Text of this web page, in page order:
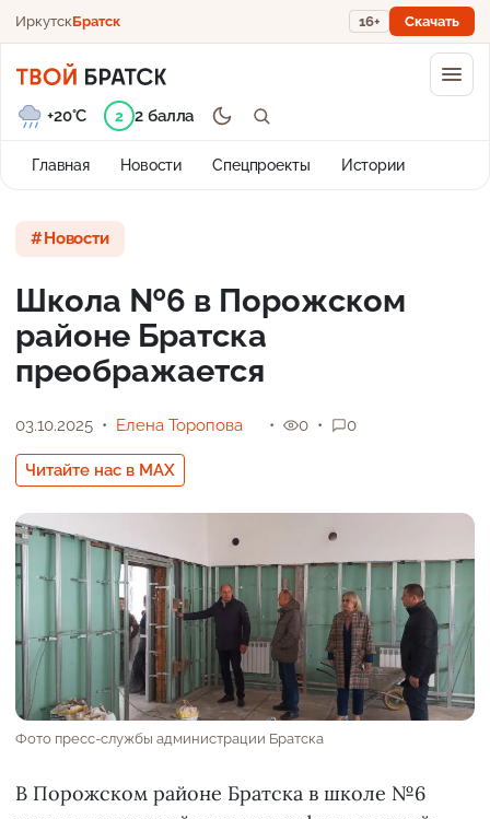
ИркутскБратск 16+ Скачать
Главная Новости Спецпроекты Истории
+20°C 2 2 балла
Новости
Школа №6 в Порожском
районе Братска
преображается
03.10.2025 Елена Торопова
Читайте нас в MAX
0 0
Фото пресс-службы администрации Братска
В Порожском районе Братска в школе №6